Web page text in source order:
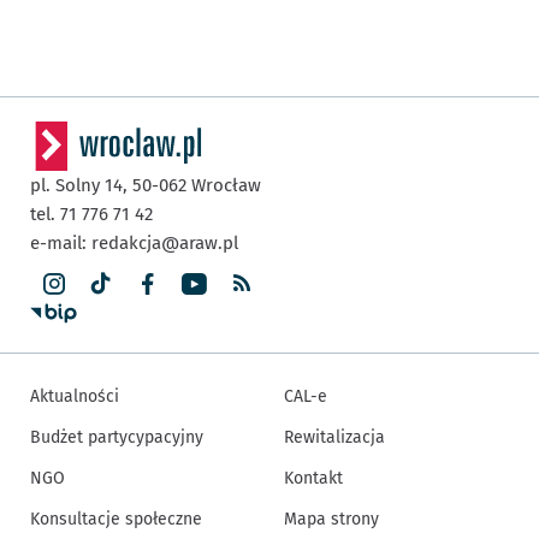
pl. Solny 14, 50-062 Wrocław
tel. 71 776 71 42
e-mail: redakcja@araw.pl
Aktualności
Budżet partycypacyjny
NGO
Konsultacje społeczne
CAL-e
Rewitalizacja
Kontakt
Mapa strony